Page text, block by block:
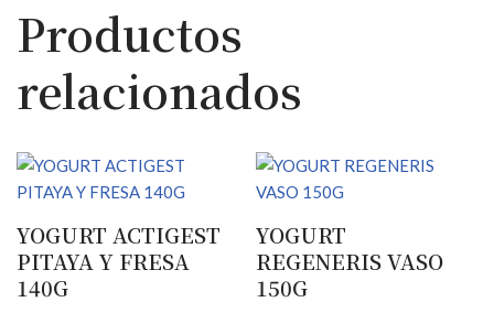
Productos
relacionados
YOGURT ACTIGEST
PITAYA Y FRESA
140G
YOGURT
REGENERIS VASO
150G